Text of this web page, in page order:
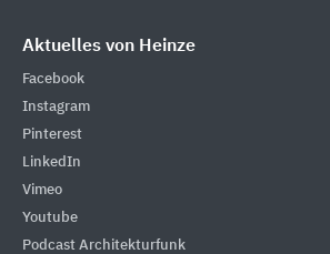
Aktuelles von Heinze
Facebook
Instagram
Pinterest
LinkedIn
Vimeo
Youtube
Podcast Architekturfunk